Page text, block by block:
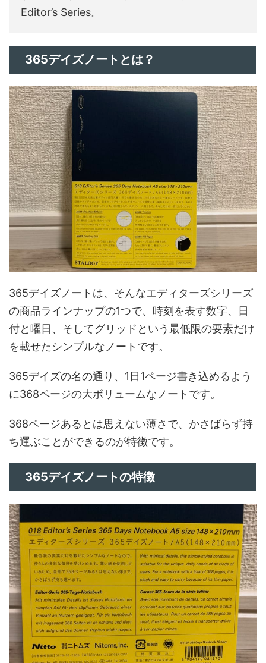
Editor’s Series。
365デイズノートとは？
365デイズノートは、そんなエディターズシリーズ
の商品ラインナップの1つで、時刻を表す数字、日
付と曜日、そしてグリッドという最低限の要素だけ
を載せたシンプルなノートです。
365デイズの名の通り、1日1ページ書き込めるよう
に368ページの大ボリュームなノートです。
368ページあるとは思えない薄さで、かさばらず持
ち運ぶことができるのが特徴です。
365デイズノートの特徴